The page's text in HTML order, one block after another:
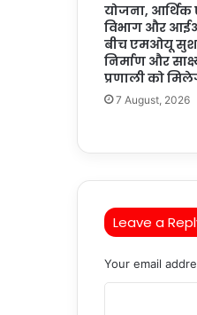
योजना, आर्थिक
विभाग और
बीच एमओयू
निर्माण और
प्रणाली को
7 August, 2026
Leave a
Your email